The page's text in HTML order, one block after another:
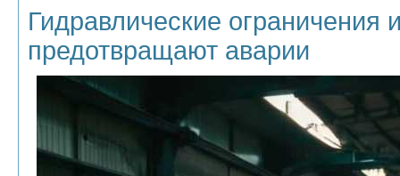
Гидравлические ограничения
предотвращают аварии